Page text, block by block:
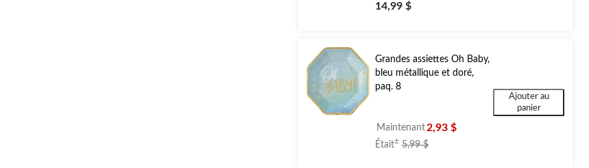
14,99 $
Grandes assiettes Oh Baby,
bleu métallique et doré,
paq. 8
Maintenant 2,93 $
Était± 5,99 $prix
Ajouter au
panier